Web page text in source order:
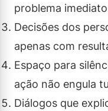
problema
Decisões dos
apenas com
Espaço para
ação não engula
Diálogos que